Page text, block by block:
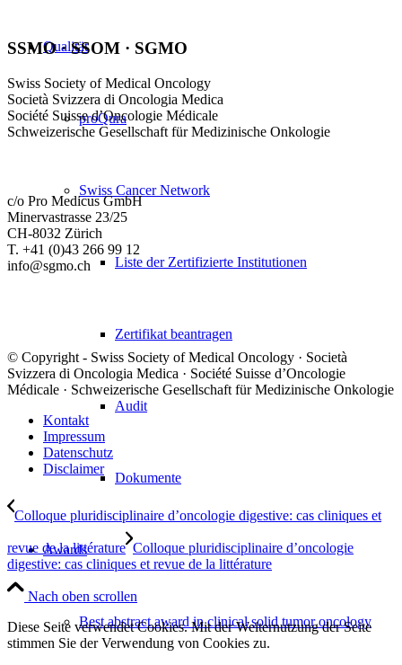
Qualität
proQura
Swiss Cancer Network
Liste der Zertifizierte Institutionen
Zertifikat beantragen
Audit
Dokumente
Awards
Best abstract award in clinical solid tumor oncology
SSMO · SSOM · SGMO
Swiss Society of Medical Oncology
Società Svizzera di Oncologia Medica
Société Suisse d’Oncologie Médicale
Schweizerische Gesellschaft für Medizinische Onkologie
c/o Pro Medicus GmbH
Minervastrasse 23/25
CH-8032 Zürich
T. +41 (0)43 266 99 12
info@sgmo.ch
© Copyright - Swiss Society of Medical Oncology · Società
Svizzera di Oncologia Medica · Société Suisse d’Oncologie
Médicale · Schweizerische Gesellschaft für Medizinische Onkologie
Kontakt
Impressum
Datenschutz
Disclaimer
Colloque pluridisciplinaire d’oncologie digestive: cas cliniques et
revue de la littérature Colloque pluridisciplinaire d’oncologie
digestive: cas cliniques et revue de la littérature
Nach oben scrollen
Diese Seite verwendet Cookies. Mit der Weiternutzung der Seite
stimmen Sie der Verwendung von Cookies zu.